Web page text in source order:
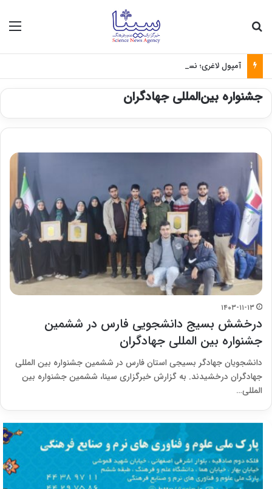
آمپول لاغری؛ نسخه‌ای که بدون تغذیه خطرناک می‌شود
جشنواره بین‌المللی جهادگران
۱۴۰۳-۱۱-۱۳
درخشش بسیج دانشجویی فارس در ششمین
جشنواره بین المللی جهادگران
دانشجویان جهادگر بسیجی استان فارس در ششمین جشنواره بین المللی
جهادگران درخشیدند. به گزارش خبرگزاری سینا، ششمین جشنواره بین
المللی…